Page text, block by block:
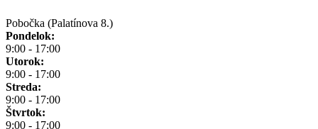
Pobočka (Palatínova 8.)
Pondelok:
9:00 - 17:00
Utorok:
9:00 - 17:00
Streda:
9:00 - 17:00
Štvrtok:
9:00 - 17:00